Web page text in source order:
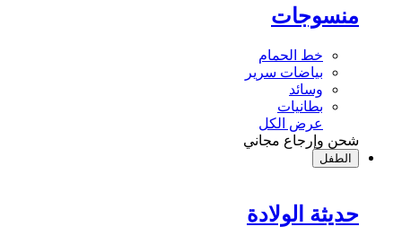
منسوجات
خط الحمام
بياضات سرير
وسائد
بطانيات
عرض الكل
شحن وإرجاع مجاني
الطفل
حديثة الولادة